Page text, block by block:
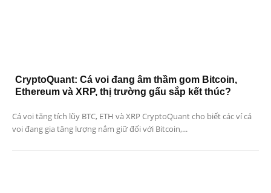
CryptoQuant: Cá voi đang âm thầm gom Bitcoin,
Ethereum và XRP, thị trường gấu sắp kết thúc?
Cá voi tăng tích lũy BTC, ETH và XRP CryptoQuant cho biết các ví cá
voi đang gia tăng lượng nắm giữ đối với Bitcoin,...